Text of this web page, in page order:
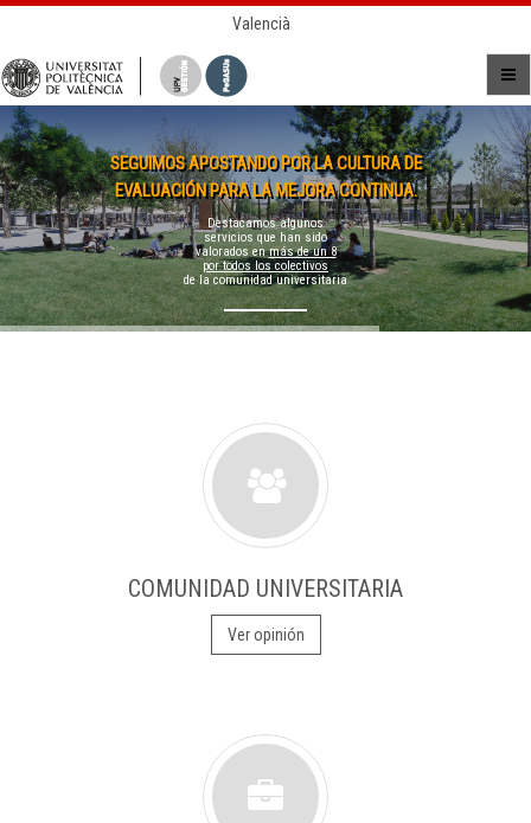
Valencià
SEGUIMOS APOSTANDO POR LA CULTURA DE
EVALUACIÓN PARA LA MEJORA CONTINUA.
Destacamos algunos
servicios que han sido
valorados enmás de un 8
por todos los colectivos
de la comunidad universitaria
COMUNIDAD UNIVERSITARIA
Ver opinión